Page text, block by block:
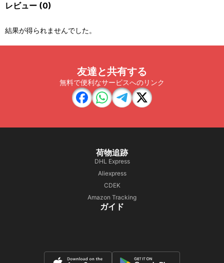
レビュー (0)
結果が得られませんでした。
友達と共有する
無料で便利なサービスへのリンク
荷物追跡
DHL Express
Aliexpress
CDEK
Amazon Tracking
ガイド